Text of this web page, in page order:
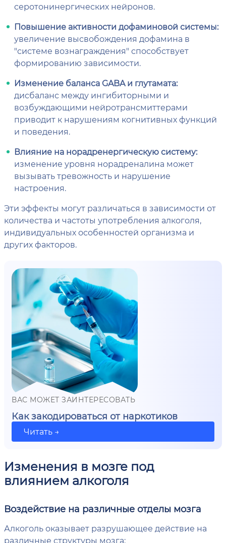
серотонинергических нейронов.
Повышение активности дофаминовой системы:
увеличение высвобождения дофамина в
"системе вознаграждения" способствует
формированию зависимости.
Изменение баланса GABA и глутамата:
дисбаланс между ингибиторными и
возбуждающими нейротрансмиттерами
приводит к нарушениям когнитивных функций
и поведения.
Влияние на норадренергическую систему:
изменение уровня норадреналина может
вызывать тревожность и нарушение
настроения.
Эти эффекты могут различаться в зависимости от
количества и частоты употребления алкоголя,
индивидуальных особенностей организма и
других факторов.
ВАС МОЖЕТ ЗАИНТЕРЕСОВАТЬ
Как закодироваться от наркотиков
Читать →
Изменения в мозге под
влиянием алкоголя
Воздействие на различные отделы мозга
Алкоголь оказывает разрушающее действие на
различные структуры мозга: